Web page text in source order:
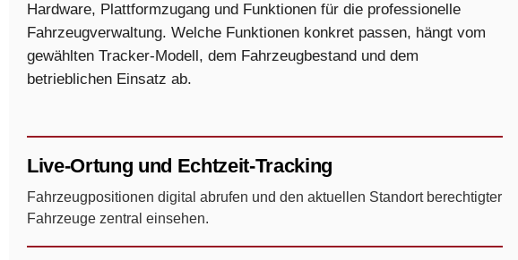
Hardware, Plattformzugang und Funktionen für die professionelle
Fahrzeugverwaltung. Welche Funktionen konkret passen, hängt vom
gewählten Tracker-Modell, dem Fahrzeugbestand und dem
betrieblichen Einsatz ab.
Live-Ortung und Echtzeit-Tracking
Fahrzeugpositionen digital abrufen und den aktuellen Standort berechtigter
Fahrzeuge zentral einsehen.